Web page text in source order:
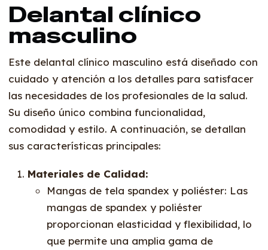
Delantal clínico
masculino
Este delantal clínico masculino está diseñado con
cuidado y atención a los detalles para satisfacer
las necesidades de los profesionales de la salud.
Su diseño único combina funcionalidad,
comodidad y estilo. A continuación, se detallan
sus características principales:
Materiales de Calidad:
Mangas de tela spandex y poliéster: Las
mangas de spandex y poliéster
proporcionan elasticidad y flexibilidad, lo
que permite una amplia gama de